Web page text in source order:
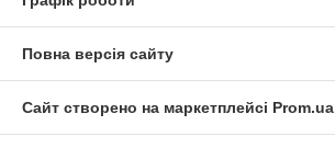
Повна версія сайту
Сайт створено на маркетплейсі Prom.ua